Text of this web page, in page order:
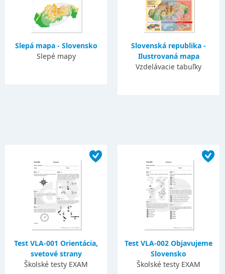
Slepá mapa - Slovensko
Slepé mapy
Slovenská republika -
Ilustrovaná mapa
Vzdelávacie tabuľky
Test VLA-001 Orientácia,
svetové strany
Školské testy EXAM
Test VLA-002 Objavujeme
Slovensko
Školské testy EXAM